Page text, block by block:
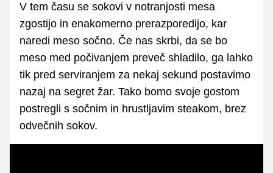
V tem času se sokovi v notranjosti mesa
zgostijo in enakomerno prerazporedijo, kar
naredi meso sočno. Če nas skrbi, da se bo
meso med počivanjem preveč shladilo, ga lahko
tik pred serviranjem za nekaj sekund postavimo
nazaj na segret žar. Tako bomo svoje gostom
postregli s sočnim in hrustljavim steakom, brez
odvečnih sokov.